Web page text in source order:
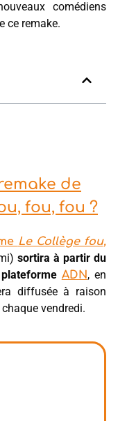
comédiens
ce remake.
de
fou, fou ?
Le Collège fou,
sortira à partir du
ADN, en
diffusée à raison
vendredi.